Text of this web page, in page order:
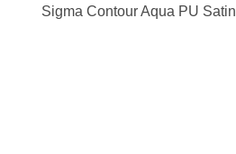
Sigma Contour Aqua PU Satin